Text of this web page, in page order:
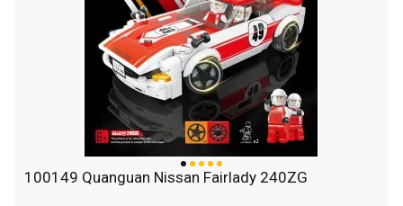
100149 Quanguan Nissan Fairlady 240ZG